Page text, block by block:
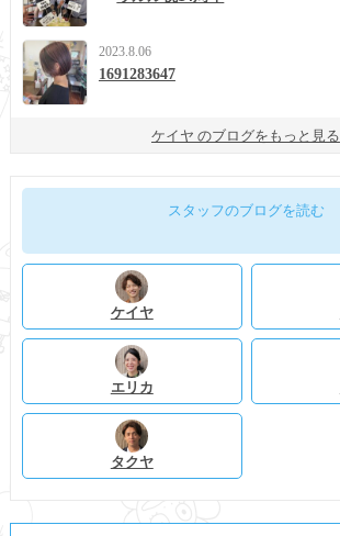
2023.8.06
1691283647
ケイヤ のブログをもっと見る
スタッフのブログを読む
ケイヤ
エリカ
タクヤ